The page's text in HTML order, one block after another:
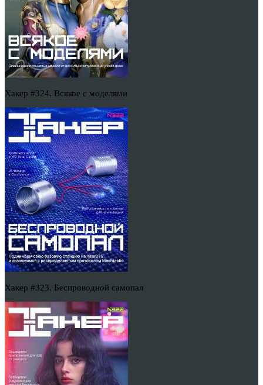
Хакер #324. Всякое с моделями
Хакер #323. Беспроводной самопал